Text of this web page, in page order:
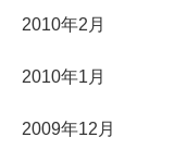
2010年2月
2010年1月
2009年12月